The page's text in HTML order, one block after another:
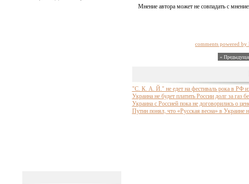
Мнение автора может не совпадать с
comments powered by
«
"С. К. А. Й." не едет на фестиваль рока в РФ
Украина не будет платить России долг за газ
Украина с Россией пока не договорились о
Путин понял, что «Русская весна» в Украине